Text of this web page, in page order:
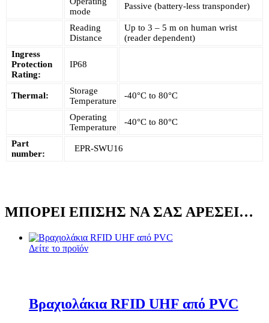
mode
Passive (battery-less transponder)
Reading
Distance
Up to 3 – 5 m on human wrist
(reader dependent)
Ingress
Protection
Rating:
IP68
Thermal:
Storage
Temperature
-40°C to 80°C
Operating
Temperature
-40°C to 80°C
Part
number:
EPR-SWU16
ΜΠΟΡΕΊ ΕΠΊΣΗΣ ΝΑ ΣΑΣ ΑΡΈΣΕΙ…
Δείτε το προϊόν
Βραχιολάκια RFID UHF από PVC